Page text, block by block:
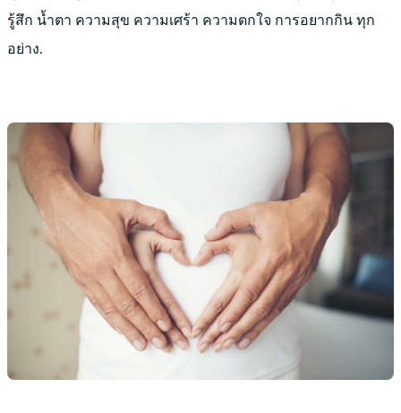
รู้สึก น้ำตา ความสุข ความเศร้า ความตกใจ การอยากกิน ทุก
อย่าง.